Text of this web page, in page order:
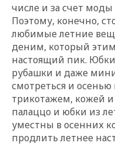
числе и за счет
Поэтому, конечно,
любимые летние
деним, который
настоящий пик.
рубашки и даже
смотреться и осенью
трикотажем, кожей и
палаццо и юбки из
уместны в осенних
продлить летнее